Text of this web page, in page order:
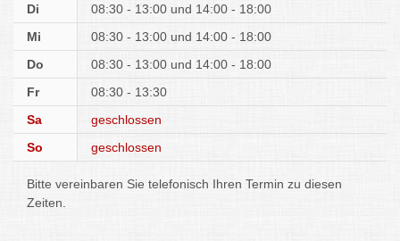
Di
08:30 - 13:00
14:00 - 18:00
Mi
08:30 - 13:00
14:00 - 18:00
Do
08:30 - 13:00
14:00 - 18:00
Fr
08:30 - 13:30
Sa
geschlossen
So
geschlossen
Bitte vereinbaren Sie telefonisch Ihren Termin zu diesen
Zeiten.